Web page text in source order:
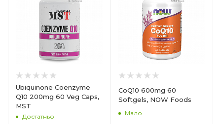
Ubiquinone Coenzyme
Q10 200mg 60 Veg Caps,
MST
Достатньо
CoQ10 600mg 60
Softgels, NOW Foods
Мало